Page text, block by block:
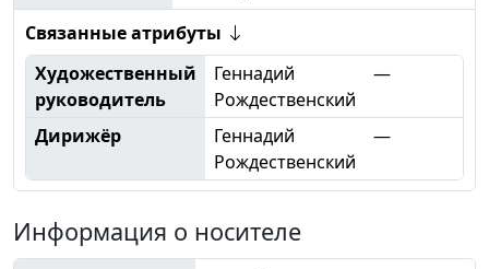
Связанные атрибуты
Художественный
руководитель
Геннадий
Рождественский
—
Дирижёр
Геннадий
Рождественский
—
Информация о носителе